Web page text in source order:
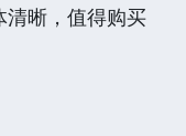
清晰，值得购买